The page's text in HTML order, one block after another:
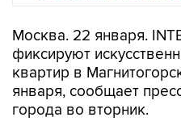
Москва. 22 января.
фиксируют
квартир в
января, сообщает
города во вторник.